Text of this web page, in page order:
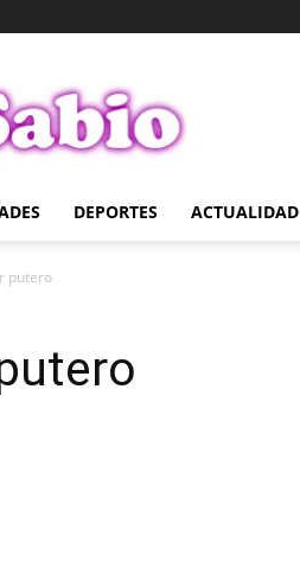
Sabio
DEPORTES ACTUALIDAD
putero